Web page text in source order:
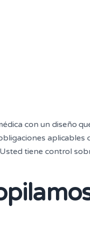
con un diseño
tiene control